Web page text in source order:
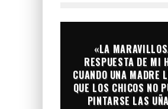
«LA
RESPUESTA DE MI
CUANDO UNA MADRE
QUE LOS CHICOS NO
PINTARSE LAS